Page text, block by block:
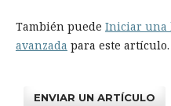
También puede Iniciar una
avanzada para este artículo.
ENVIAR UN ARTÍCULO